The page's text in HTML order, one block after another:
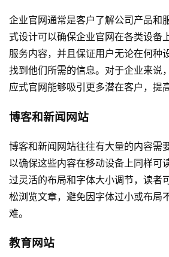
企业官网通常是客户了解公司产品和
式设计可以确保企业官网在各类设备
服务内容，并且保证用户无论在何种
找到他们所需的信息。对于企业来说
应式官网能够吸引更多潜在客户，提
博客和新闻网站
博客和新闻网站往往有大量的内容需
以确保这些内容在移动设备上同样可
过灵活的布局和字体大小调节，读者
松浏览文章，避免因字体过小或布局
难。
教育网站